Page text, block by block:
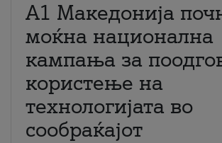
A1 Македонија
моќна национална
кампања за
користење на
технологијата во
сообраќајот